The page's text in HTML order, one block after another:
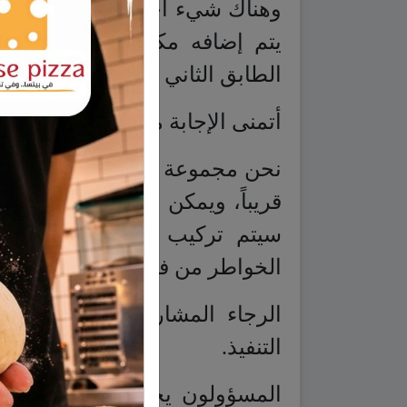
وهناك شيء آخر: التدفئة في هذا
يتم إضافه مكيفات لهذا
الطابق الثاني بطريقة جميلة،
أتمنى الإجابة من قبل المعنيين.
نحن مجموعة من الشباب يهمنا
قريباً، ويمكن لمن يهمه الأمر
سيتم تركيب المصعد
الخواطر من فلان وفلان لن يتم
الرجاء المشاركة من
التنفيذ.
المسؤولون يجلسون في